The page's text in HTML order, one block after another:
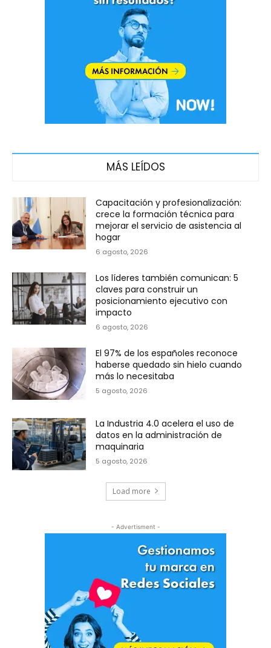
MÁS LEÍDOS
Capacitación y profesionalización:
crece la formación técnica para
mejorar el servicio de asistencia al
hogar
6 agosto, 2026
Los líderes también comunican: 5
claves para construir un
posicionamiento ejecutivo con
impacto
6 agosto, 2026
El 97% de los españoles reconoce
haberse quedado sin hielo cuando
más lo necesitaba
5 agosto, 2026
La Industria 4.0 acelera el uso de
datos en la administración de
maquinaria
5 agosto, 2026
Load more
- Advertisment -